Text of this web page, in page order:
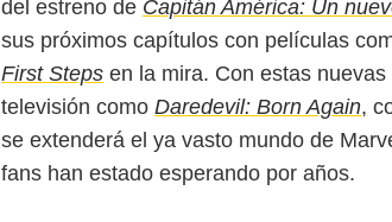
del estreno de Capitán América: Un
sus próximos capítulos con películas
First Steps en la mira. Con estas
televisión como Daredevil: Born Again,
se extenderá el ya vasto mundo de
fans han estado esperando por años.